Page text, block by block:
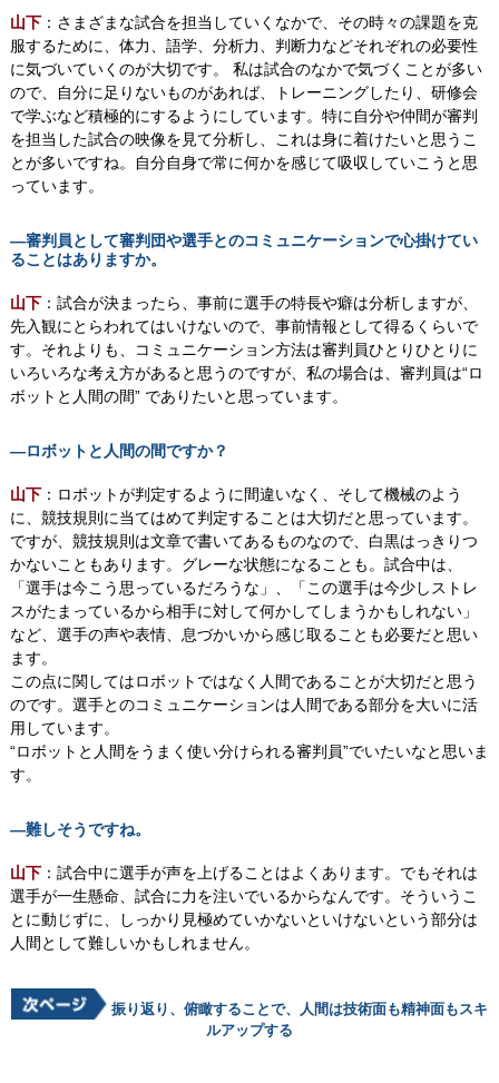
山下：さまざまな試合を担当していくなかで、その時々の課題を克
服するために、体力、語学、分析力、判断力などそれぞれの必要性
に気づいていくのが大切です。 私は試合のなかで気づくことが多い
ので、自分に足りないものがあれば、トレーニングしたり、研修会
で学ぶなど積極的にするようにしています。特に自分や仲間が審判
を担当した試合の映像を見て分析し、これは身に着けたいと思うこ
とが多いですね。自分自身で常に何かを感じて吸収していこうと思
っています。
―審判員として審判団や選手とのコミュニケーションで心掛けてい
ることはありますか。
山下：試合が決まったら、事前に選手の特長や癖は分析しますが、
先入観にとらわれてはいけないので、事前情報として得るくらいで
す。それよりも、コミュニケーション方法は審判員ひとりひとりに
いろいろな考え方があると思うのですが、私の場合は、審判員は“ロ
ボットと人間の間” でありたいと思っています。
―ロボットと人間の間ですか？
山下：ロボットが判定するように間違いなく、そして機械のよう
に、競技規則に当てはめて判定することは大切だと思っています。
ですが、競技規則は文章で書いてあるものなので、白黒はっきりつ
かないこともあります。グレーな状態になることも。試合中は、
「選手は今こう思っているだろうな」、「この選手は今少しストレ
スがたまっているから相手に対して何かしてしまうかもしれない」
など、選手の声や表情、息づかいから感じ取ることも必要だと思い
ます。
この点に関してはロボットではなく人間であることが大切だと思う
のです。選手とのコミュニケーションは人間である部分を大いに活
用しています。
“ロボットと人間をうまく使い分けられる審判員”でいたいなと思いま
す。
―難しそうですね。
山下：試合中に選手が声を上げることはよくあります。でもそれは
選手が一生懸命、試合に力を注いでいるからなんです。そういうこ
とに動じずに、しっかり見極めていかないといけないという部分は
人間として難しいかもしれません。
振り返り、俯瞰することで、人間は技術面も精神面もスキ
ルアップする